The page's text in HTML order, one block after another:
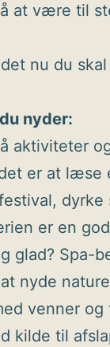
at være til
nu du
nyder:
aktiviteter
er at læse
er en
glad? Spa-
nyde
venner
kilde til